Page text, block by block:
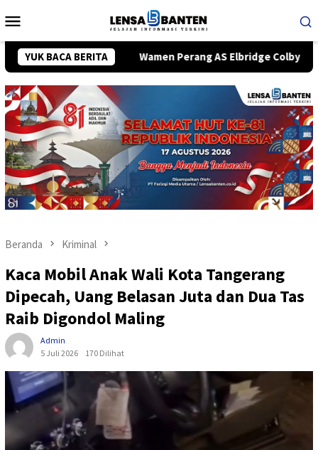
ke
Mobile
YUK BACA BERITAWamen Perang AS Elbridge Colby Dijadwalkan
Beranda Kriminal
Kaca Mobil Anak Wali Kota Tangerang
Dipecah, Uang Belasan Juta dan Dua Tas
Raib Digondol Maling
Admin
5 Juli 2026
170 Dilihat